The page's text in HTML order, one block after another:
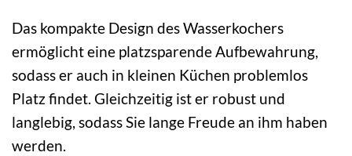
Das kompakte Design des Wasserkochers
ermöglicht eine platzsparende Aufbewahrung,
sodass er auch in kleinen Küchen problemlos
Platz findet. Gleichzeitig ist er robust und
langlebig, sodass Sie lange Freude an ihm haben
werden.